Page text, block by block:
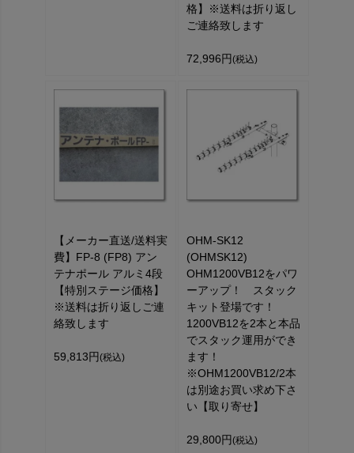
格】※送料は折り返し
ご連絡致します
72,996円 (税込)
【メーカー直送/送料実
費】FP-8 (FP8) アン
テナポール アルミ4段
【特別ステージ価格】
※送料は折り返しご連
絡致します
59,813円 (税込)
OHM-SK12
(OHMSK12)
OHM1200VB12をパワ
ーアップ！ スタック
キット登場です！
1200VB12を2本と本品
でスタック運用ができ
ます！
※OHM1200VB12/2本
は別途お買い求め下さ
い【取り寄せ】
29,800円 (税込)